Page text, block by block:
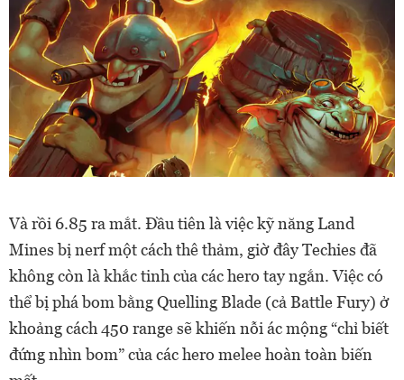
Và rồi 6.85 ra mắt. Đầu tiên là việc kỹ năng Land
Mines bị nerf một cách thê thảm, giờ đây Techies đã
không còn là khắc tinh của các hero tay ngắn. Việc có
thể bị phá bom bằng Quelling Blade (cả Battle Fury) ở
khoảng cách 450 range sẽ khiến nỗi ác mộng “chỉ biết
đứng nhìn bom” của các hero melee hoàn toàn biến